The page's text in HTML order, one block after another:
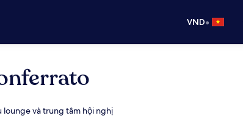
VND•
lounge và trung tâm hội nghị